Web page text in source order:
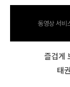
동영상 서비
즐겁게
태